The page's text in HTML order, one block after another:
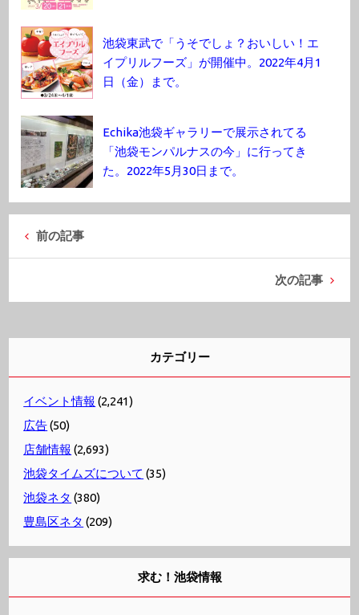
池袋東武で「うそでしょ？おいしい！エ
イプリルフーズ」が開催中。2022年4月1
日（金）まで。
Echika池袋ギャラリーで展示されてる
「池袋モンパルナスの今」に行ってき
た。2022年5月30日まで。
前の記事
次の記事
カテゴリー
イベント情報 (2,241)
広告(50)
店舗情報 (2,693)
池袋タイムズについて (35)
池袋ネタ (380)
豊島区ネタ (209)
求む！池袋情報